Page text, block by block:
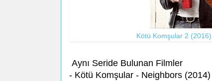
Kötü Komşular 2
Aynı Seride Bulunan Filmler
- Kötü Komşular - Neighbors (2014)